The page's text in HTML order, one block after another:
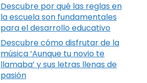
Descubre por qué las reglas en
la escuela son fundamentales
para el desarrollo educativo
Descubre cómo disfrutar de la
música ‘Aunque tu novio te
llamaba’ y sus letras llenas de
pasión